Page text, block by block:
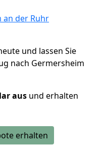
an der Ruhr
und lassen Sie
nach Germersheim
aus und erhalten
erhalten